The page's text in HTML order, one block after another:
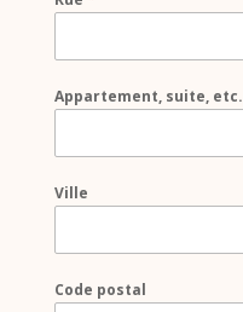
Appartement, suite, etc.
Ville
Code postal